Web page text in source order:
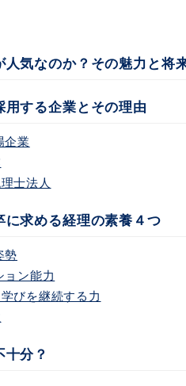
気なのか？その魅力と将
する企業とその理由
企業
士法人
に求める経理の素養４つ
勢
ョン能力
びを継続する力
分？